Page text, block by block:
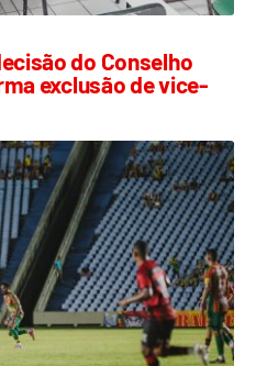
do Conselho
exclusão de vice-